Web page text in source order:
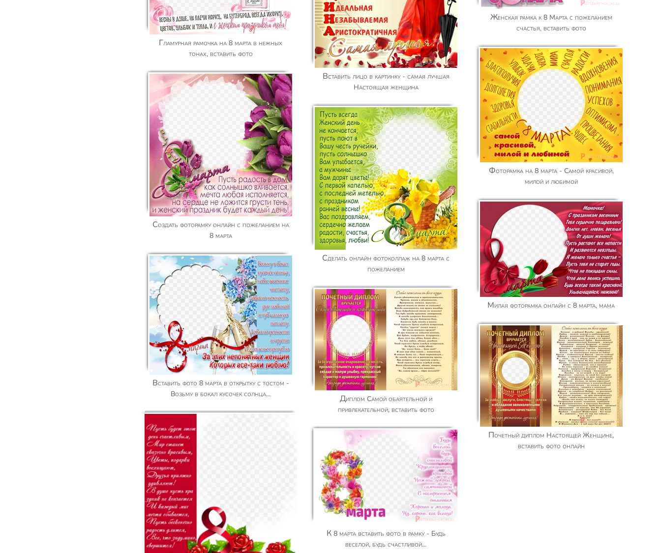
Женская рамка к 8 Марта с пожеланием
счастья, вставить фото
Гламурная рамочка на 8 марта в нежных
тонах, вставить фото
Вставить лицо в картинку - самая лучшая
Настоящая женщина
Фоторамка на 8 марта - Самой красивой,
милой и любимой
Создать фоторамку онлайн c пожеланием на
8 марта
Сделать онлайн фотоколлаж на 8 марта c
пожеланием
Милая фоторамка онлайн с 8 марта, мама
Вставить фото 8 марта в открытку с тостом -
Возьму в бокал кусочек солнца... Диплом Самой обаятельной и
привлекательной, вставить фото
Почетный диплом Настоящей Женщине,
вставить фото онлайн
К 8 марта вставить фото в рамку - Будь
веселой, будь счастливой...